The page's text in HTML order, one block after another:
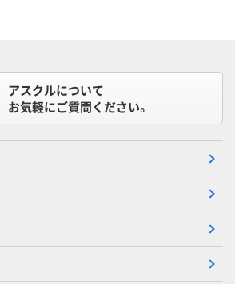
アスクルについて
お気軽にご質問ください。